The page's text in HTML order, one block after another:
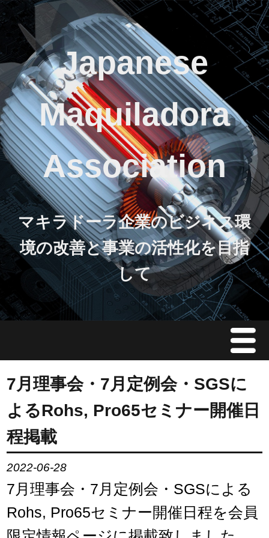
Japanese
Maquiladora
Association
マキラドーラ企業のビジネス環
境の改善と事業の活性化を目指
して
Menu
JMAについて
会員情報
イベント案内
ご入会案内
会員限定情報
7月理事会・7月定例会・SGSに
よるRohs, Pro65セミナー開催日
程掲載
2022-06-28
7月理事会・7月定例会・SGSによる
Rohs, Pro65セミナー開催日程を会員